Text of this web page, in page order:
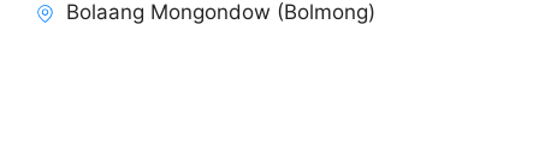
Bolaang Mongondow (Bolmong)